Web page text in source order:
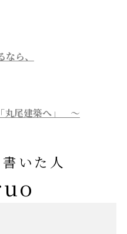
ら、
丸尾建築へ」 ～
いた人